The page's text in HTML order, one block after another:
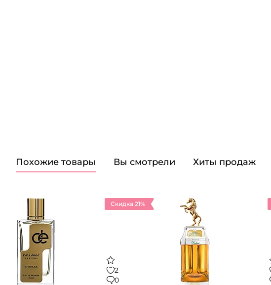
Похожие товары Вы смотрели Хиты продаж
Скидка 21%
2
0